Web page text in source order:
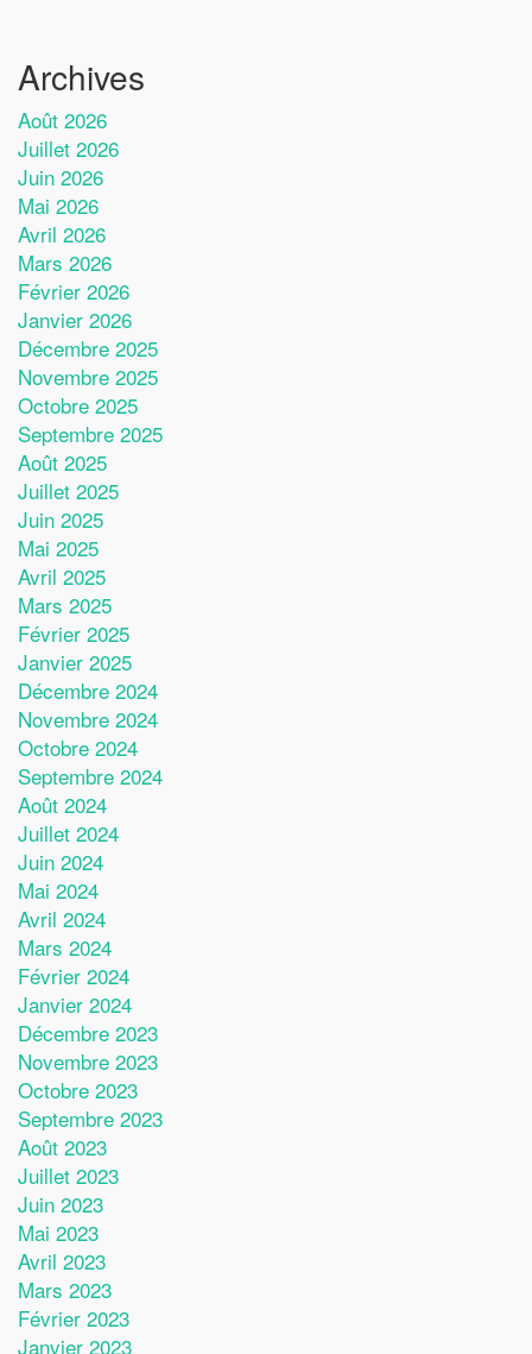
Archives
Août 2026
Juillet 2026
Juin 2026
Mai 2026
Avril 2026
Mars 2026
Février 2026
Janvier 2026
Décembre 2025
Novembre 2025
Octobre 2025
Septembre 2025
Août 2025
Juillet 2025
Juin 2025
Mai 2025
Avril 2025
Mars 2025
Février 2025
Janvier 2025
Décembre 2024
Novembre 2024
Octobre 2024
Septembre 2024
Août 2024
Juillet 2024
Juin 2024
Mai 2024
Avril 2024
Mars 2024
Février 2024
Janvier 2024
Décembre 2023
Novembre 2023
Octobre 2023
Septembre 2023
Août 2023
Juillet 2023
Juin 2023
Mai 2023
Avril 2023
Mars 2023
Février 2023
Janvier 2023